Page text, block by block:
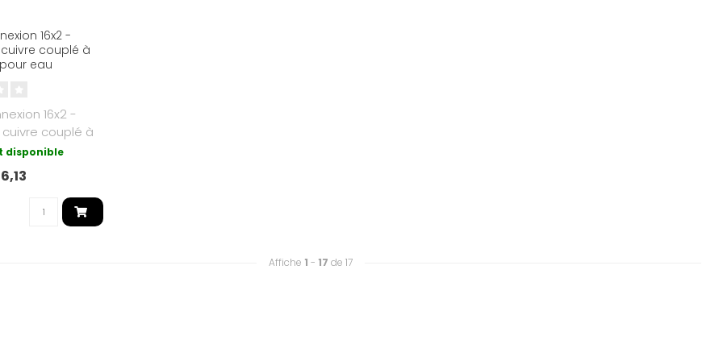
16x2 -
couplé à
eau
16x2 -
couplé à
eau
disponible
Affiche 1 - 17 de 17